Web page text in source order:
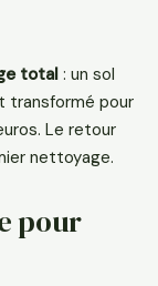
total : un sol
transformé pour
Le retour
nettoyage.
pour